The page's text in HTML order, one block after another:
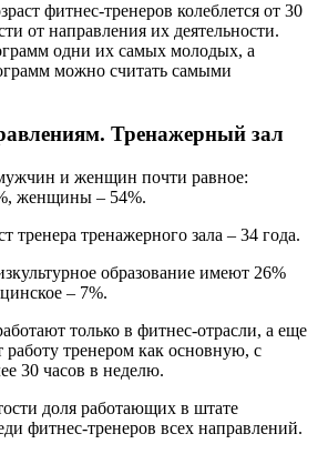
фитнес-тренеров колеблется от 30
от направления их деятельности.
одни их самых молодых, а
можно считать самыми
Тренажерный зал
и женщин почти равное:
женщины – 54%.
тренера тренажерного зала – 34 года.
образование имеют 26%
– 7%.
только в фитнес-отрасли, а еще
работу тренером как основную, с
30 часов в неделю.
доля работающих в штате
фитнес-тренеров всех направлений.